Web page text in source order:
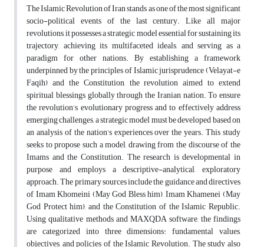
The Islamic Revolution of Iran stands as one of the most significant
socio-political events of the last century. Like all major
revolutions, it possesses a strategic model essential for sustaining its
trajectory, achieving its multifaceted ideals, and serving as a
paradigm for other nations. By establishing a framework
underpinned by the principles of Islamic jurisprudence (Velayat-e
Faqih) and the Constitution, the revolution aimed to extend
spiritual blessings globally through the Iranian nation. To ensure
the revolution’s evolutionary progress and to effectively address
emerging challenges, a strategic model must be developed based on
an analysis of the nation's experiences over the years. This study
seeks to propose such a model, drawing from the discourse of the
Imams and the Constitution. The research is developmental in
purpose and employs a descriptive-analytical, exploratory
approach. The primary sources include the guidance and directives
of Imam Khomeini (May God Bless him), Imam Khamenei (May
God Protect him), and the Constitution of the Islamic Republic.
Using qualitative methods and MAXQDA software, the findings
are categorized into three dimensions: fundamental values,